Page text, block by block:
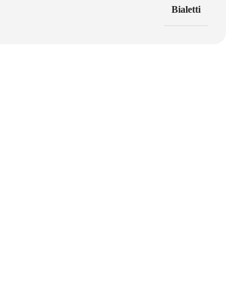
Bialetti